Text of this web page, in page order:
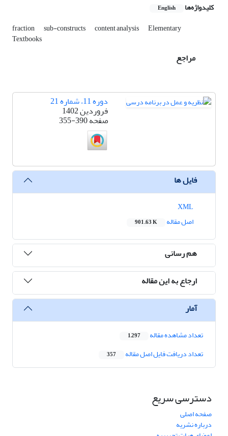
کلیدواژه‌ها English
fraction sub-constructs content analysis Elementary
Textbooks
مراجع
دوره 11، شماره 21
فروردین 1402
صفحه355-390
فایل ها
اصل مقاله
901.63 K
هم رسانی
ارجاع به این مقاله
آمار
تعداد مشاهده مقاله 1,297
تعداد دریافت فایل اصل مقاله 357
دسترسی سریع
صفحه اصلی
درباره نشریه